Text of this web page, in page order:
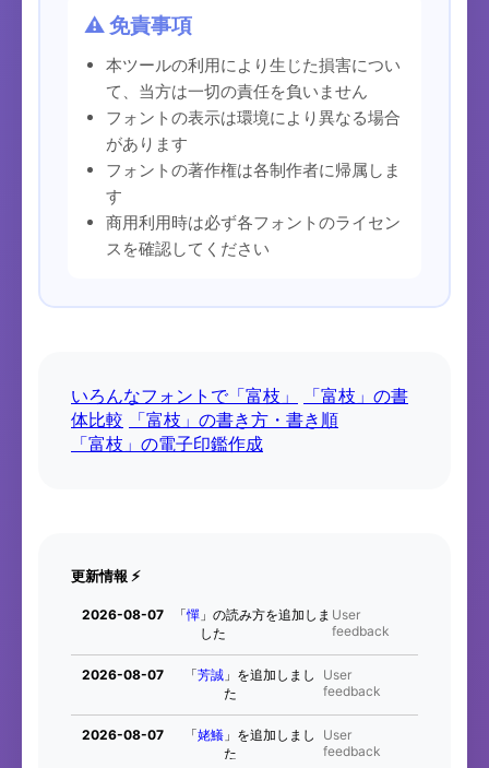
⚠️ 免責事項
本ツールの利用により生じた損害につい
て、当方は一切の責任を負いません
フォントの表示は環境により異なる場合
があります
フォントの著作権は各制作者に帰属しま
す
商用利用時は必ず各フォントのライセン
スを確認してください
いろんなフォントで「富枝」
「富枝」の書
体比較
「富枝」の書き方・書き順
「富枝」の電子印鑑作成
更新情報 ⚡
2026-08-07 「憚 」の読み方を追加しま
した
User
feedback
2026-08-07 「芳誠 」を追加しまし
た
User
feedback
2026-08-07 「姥鱶 」を追加しまし
た
User
feedback